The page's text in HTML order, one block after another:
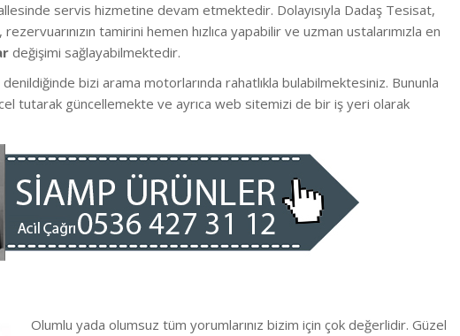
servis hizmetine devam etmektedir. Dolayısıyla Dadaş Tesisat,
tamirini hemen hızlıca yapabilir ve uzman ustalarımızla en
değişimi sağlayabilmektedir.
bizi arama motorlarında rahatlıkla bulabilmektesiniz. Bununla
tutarak güncellemekte ve ayrıca web sitemizi de bir iş yeri olarak
Olumlu yada olumsuz tüm yorumlarınız bizim için çok değerlidir. Güzel